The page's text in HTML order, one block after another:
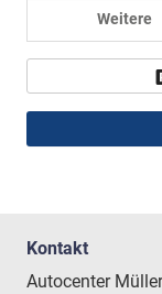
Weitere
Kontakt
Autocenter Müller